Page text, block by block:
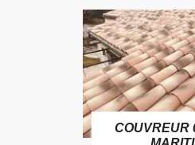
COUVREUR